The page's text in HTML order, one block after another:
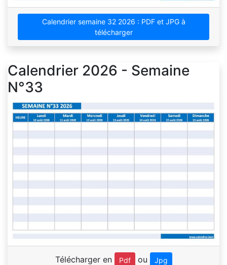
Calendrier semaine 32 2026 : PDF et JPG à
télécharger
Calendrier 2026 - Semaine
N°33
Télécharger en Pdf ou Jpg